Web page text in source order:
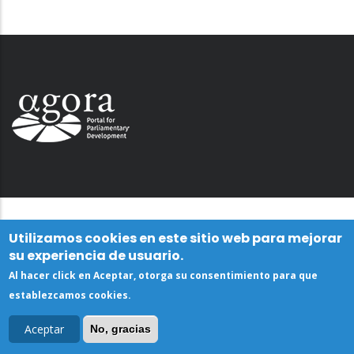
Utilizamos cookies en este sitio web para mejorar
su experiencia de usuario.
Al hacer click en Aceptar, otorga su consentimiento para que
establezcamos cookies.
Aceptar No, gracias